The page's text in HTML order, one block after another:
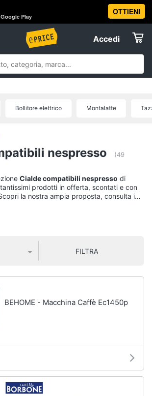
Play
OTTIENI
Accedi
in CucinaPiccoli
in offerta
Bollitore elettrico Montalatte
nespresso
(49
Cialde compatibili nespresso di
prodotti in offerta, scontati e con
la nostra ampia proposta, consulta i
online.
FILTRA
BEHOME - Macchina Caffè Ec1450p